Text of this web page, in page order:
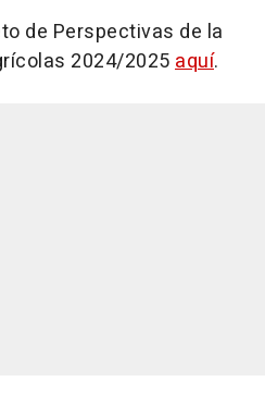
de Perspectivas de la
2024/2025aquí.